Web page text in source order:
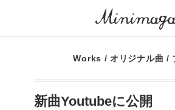
Works /オリジナル曲 /
新曲Youtubeに公開